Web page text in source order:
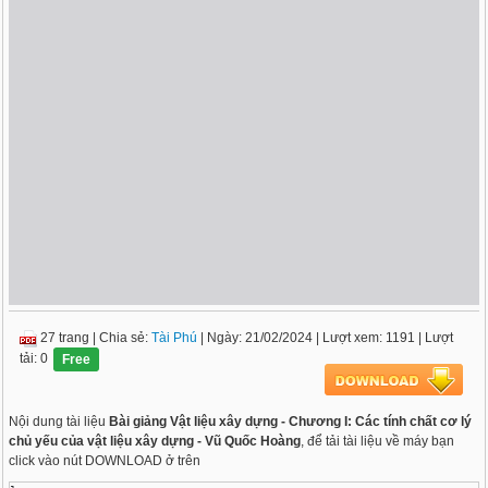
27 trang |Chia sẻ:Tài Phú | Ngày: 21/02/2024 | Lượt xem: 1191 | Lượt
tải: 0
Free
Nội dung tài liệu Bài giảng Vật liệu xây dựng - Chương I: Các tính chất cơ lý
chủ yếu của vật liệu xây dựng - Vũ Quốc Hoàng, để tải tài liệu về máy bạn
click vào nút DOWNLOAD ở trên